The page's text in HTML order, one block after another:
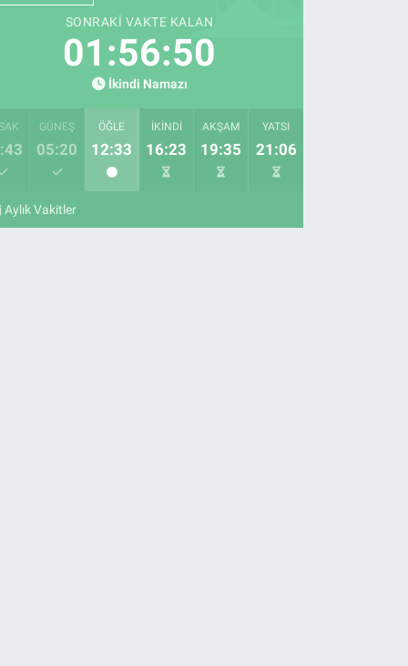
SONRAKI VAKTE KALAN
01:56:49
İkindi Namazı
GÜNEŞ
05:20
ÖĞLE
12:33
İKINDI
16:23
AKŞAM
19:35
YATSI
21:06
Aylık Vakitler